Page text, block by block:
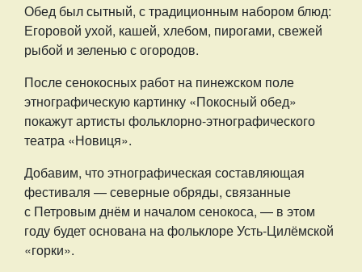
Обед был сытный, с традиционным набором блюд:
Егоровой ухой, кашей, хлебом, пирогами, свежей
рыбой и зеленью с огородов.
После сенокосных работ на пинежском поле
этнографическую картинку «Покосный обед»
покажут артисты фольклорно-этнографического
театра «Новиця».
Добавим, что этнографическая составляющая
фестиваля — северные обряды, связанные
с Петровым днём и началом сенокоса, — в этом
году будет основана на фольклоре Усть-Цилёмской
«горки».